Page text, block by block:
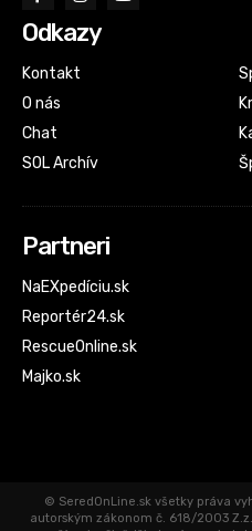
Odkazy
Kontakt
O nás
Chat
SOL Archív
Partneri
NaEXpedíciu.sk
Reportér24.sk
RescueOnline.sk
Majko.sk
© SeredOnLine.sk všetky práva
autorským zákonom č. 618/2003